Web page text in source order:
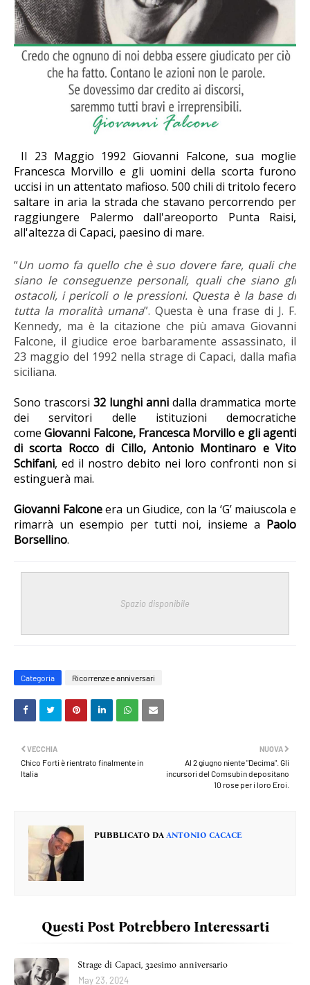
Il 23 Maggio 1992 Giovanni Falcone, sua moglie
Francesca Morvillo e gli uomini della scorta furono
uccisi in un attentato mafioso. 500 chili di tritolo fecero
saltare in aria la strada che stavano percorrendo per
raggiungere Palermo dall'areoporto Punta Raisi,
all'altezza di Capaci, paesino di mare.
“Un uomo fa quello che è suo dovere fare, quali che
siano le conseguenze personali, quali che siano gli
ostacoli, i pericoli o le pressioni. Questa è la base di
tutta la moralità umana”. Questa è una frase di J. F.
Kennedy, ma è la citazione che più amava Giovanni
Falcone, il giudice eroe barbaramente assassinato, il
23 maggio del 1992 nella strage di Capaci, dalla mafia
siciliana.
Sono trascorsi 32 lunghi anni dalla drammatica morte
dei servitori delle istituzioni democratiche
comeGiovanni Falcone, Francesca Morvillo e gli agenti
di scorta Rocco di Cillo, Antonio Montinaro e Vito
Schifani, ed il nostro debito nei loro confronti non si
estinguerà mai.
Giovanni Falconeera un Giudice, con la ‘G’ maiuscola e
rimarrà un esempio per tutti noi, insieme a Paolo
Borsellino.
Spazio disponibile
Categoria Ricorrenze e anniversari
NUOVA
Al 2 giugno niente "Decima". Gli
incursori del Comsubin depositano
10 rose per i loro Eroi.
VECCHIA
Chico Forti è rientrato finalmente in
Italia
PUBBLICATO DA ANTONIO CACACE
Questi Post Potrebbero Interessarti
Strage di Capaci, 32esimo anniversario
May 23, 2024